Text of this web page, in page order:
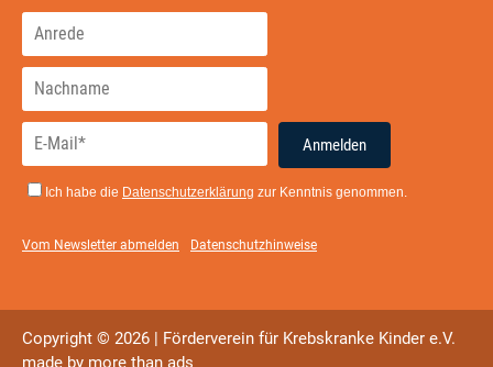
Anmelden
Ich habe die Datenschutzerklärung zur Kenntnis genommen.
Vom Newsletter abmelden Datenschutzhinweise
Copyright © 2026 | Förderverein für Krebskranke Kinder e.V.
made by more than ads